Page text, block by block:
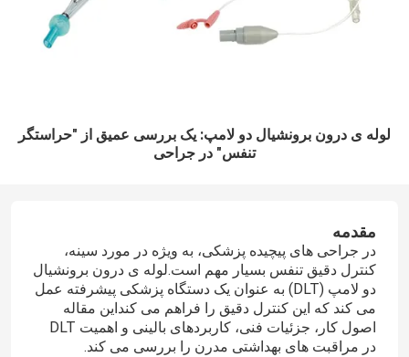
لوله ی درون برونشیال دو لامپ: یک بررسی عمیق از "حراستگر
تنفس" در جراحی
مقدمه
در جراحی های پیچیده پزشکی، به ویژه در مورد سینه،
کنترل دقیق تنفس بسیار مهم است.لوله ی درون برونشیال
دو لامپ (DLT) به عنوان یک دستگاه پزشکی پیشرفته عمل
می کند که این کنترل دقیق را فراهم می کنداین مقاله
اصول کار، جزئیات فنی، کاربردهای بالینی و اهمیت DLT
در مراقبت های بهداشتی مدرن را بررسی می کند.